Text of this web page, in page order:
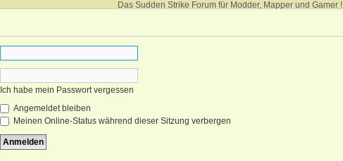
Das Sudden Strike Forum für Modder, Mapper und Gamer !
Ich habe mein Passwort vergessen
Angemeldet bleiben
Meinen Online-Status während dieser Sitzung verbergen